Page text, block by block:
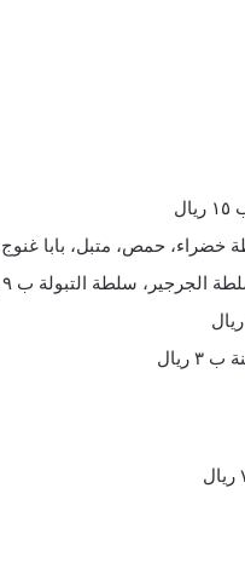
خضراء، حمص، متبل، بابا غنوج ب ٩
سلطة التبولة ب ٩ ريال
ريال